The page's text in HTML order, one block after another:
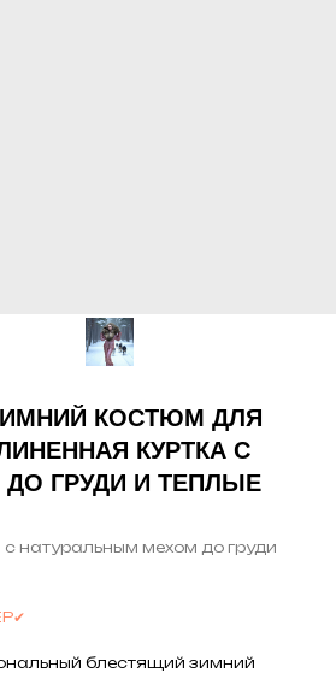
КОСТЮМ ДЛЯ
КУРТКА С
ГРУДИ И ТЕПЛЫЕ
натуральным мехом до груди
блестящий зимний